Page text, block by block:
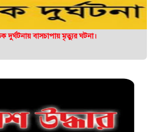
দুর্ঘটনায় বাসচাপায় মৃত্যুর ঘটনা।